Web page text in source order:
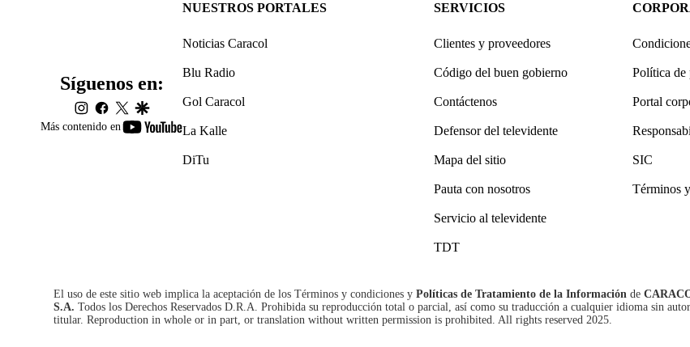
Más contenido en
youtube-
Síguenos en:
instagram
facebook
twittergoogle
NUESTROS PORTALES
Noticias Caracol
Blu Radio
Gol Caracol
La Kalle
DiTu
SERVICIOS
Clientes y proveedores
Código del buen gobierno
Contáctenos
Defensor del televidente
Mapa del sitio
Pauta con nosotros
Servicio al televidente
TDT
Política de
Portal
SIC
Términos
El uso de este sitio web implica la aceptación de los Términos y condiciones y Políticas de Tratamiento de la Información de
S.A. Todos los Derechos Reservados D.R.A. Prohibida su reproducción total o parcial, así como su traducción a cualquier idioma sin
titular. Reproduction in whole or in part, or translation without written permission is prohibited. All rights reserved 2025.